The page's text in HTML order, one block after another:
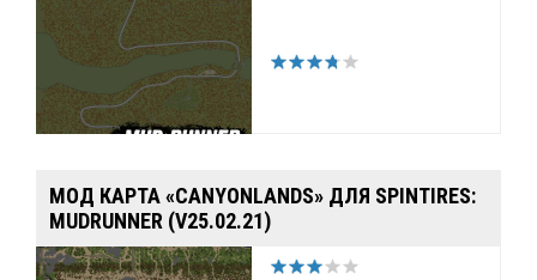
МОД КАРТА «CANYONLANDS» ДЛЯ SPINTIRES:
MUDRUNNER (V25.02.21)